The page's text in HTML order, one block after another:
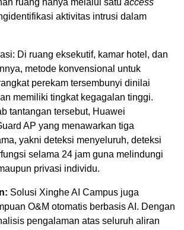
ruang hanya melalui satu access
aktivitas intrusi dalam
Di ruang eksekutif, kamar hotel, dan
metode konvensional untuk
perekam tersembunyi dinilai
memiliki tingkat kegagalan tinggi.
tantangan tersebut, Huawei
AP yang menawarkan tiga
yakni deteksi menyeluruh, deteksi
selama 24 jam guna melindungi
privasi individu.
Solusi Xinghe AI Campus juga
O&M otomatis berbasis AI. Dengan
pengalaman atas seluruh aliran